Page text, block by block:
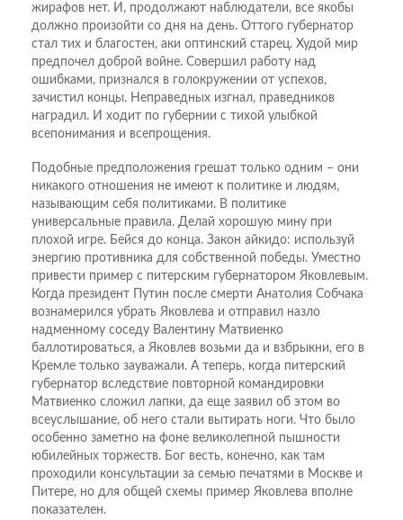
жирафов нет. И, продолжают наблюдатели, все якобы
должно произойти со дня на день. Оттого губернатор
стал тих и благостен, аки оптинский старец. Худой мир
предпочел доброй войне. Совершил работу над
ошибками, признался в голокружении от успехов,
зачистил концы. Неправедных изгнал, праведников
наградил. И ходит по губернии с тихой улыбкой
всепонимания и всепрощения.
Подобные предположения грешат только одним – они
никакого отношения не имеют к политике и людям,
называющим себя политиками. В политике
универсальные правила. Делай хорошую мину при
плохой игре. Бейся до конца. Закон айкидо: используй
энергию противника для собственной победы. Уместно
привести пример с питерским губернатором Яковлевым.
Когда президент Путин после смерти Анатолия Собчака
вознамерился убрать Яковлева и отправил назло
надменному соседу Валентину Матвиенко
баллотироваться, а Яковлев возьми да и взбрыкни, его в
Кремле только зауважали. А теперь, когда питерский
губернатор вследствие повторной командировки
Матвиенко сложил лапки, да еще заявил об этом во
всеуслышание, об него стали вытирать ноги. Что было
особенно заметно на фоне великолепной пышности
юбилейных торжеств. Бог весть, конечно, как там
проходили консультации за семью печатями в Москве и
Питере, но для общей схемы пример Яковлева вполне
показателен.